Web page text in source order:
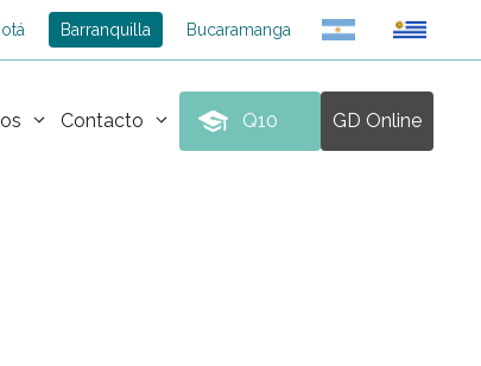
Barranquilla Bucaramanga
Contacto Q10 GD Online